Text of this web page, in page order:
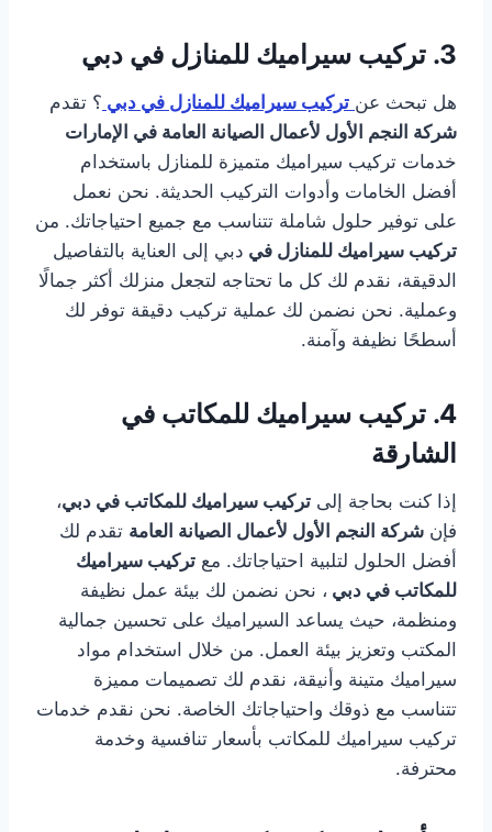
3. تركيب سيراميك للمنازل في دبي
هل تبحث عن تركيب سيراميك للمنازل في دبي ؟ تقدم
شركة النجم الأول لأعمال الصيانة العامة في الإمارات
خدمات تركيب سيراميك متميزة للمنازل باستخدام
أفضل الخامات وأدوات التركيب الحديثة. نحن نعمل
على توفير حلول شاملة تتناسب مع جميع احتياجاتك. من
تركيب سيراميك للمنازل في دبي إلى العناية بالتفاصيل
الدقيقة، نقدم لك كل ما تحتاجه لتجعل منزلك أكثر جمالًا
وعملية. نحن نضمن لك عملية تركيب دقيقة توفر لك
أسطحًا نظيفة وآمنة.
4. تركيب سيراميك للمكاتب في
الشارقة
إذا كنت بحاجة إلى تركيب سيراميك للمكاتب في دبي،
فإن شركة النجم الأول لأعمال الصيانة العامة تقدم لك
أفضل الحلول لتلبية احتياجاتك. مع تركيب سيراميك
للمكاتب في دبي ، نحن نضمن لك بيئة عمل نظيفة
ومنظمة، حيث يساعد السيراميك على تحسين جمالية
المكتب وتعزيز بيئة العمل. من خلال استخدام مواد
سيراميك متينة وأنيقة، نقدم لك تصميمات مميزة
تتناسب مع ذوقك واحتياجاتك الخاصة. نحن نقدم خدمات
تركيب سيراميك للمكاتب بأسعار تنافسية وخدمة
محترفة.